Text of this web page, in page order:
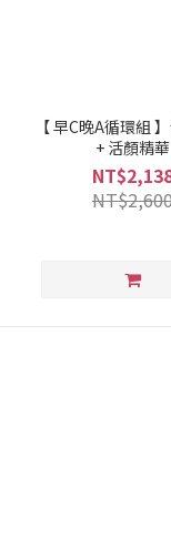
【 早C晚A循環組
+ 活顏精華